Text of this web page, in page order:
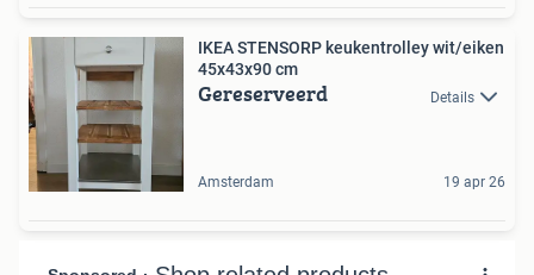
IKEA STENSORP keukentrolley wit/eiken
45x43x90 cm
Gereserveerd Details
Amsterdam 19 apr 26